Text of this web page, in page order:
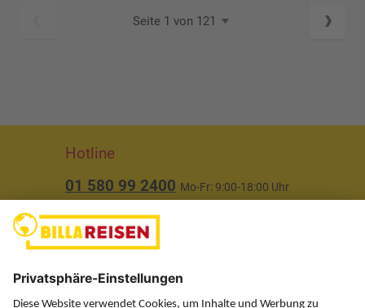
Seite 1 von 121
Hotline
01 580 99 2400 Mo-Fr: 9:00-18:00 Uhr
Über uns
Service